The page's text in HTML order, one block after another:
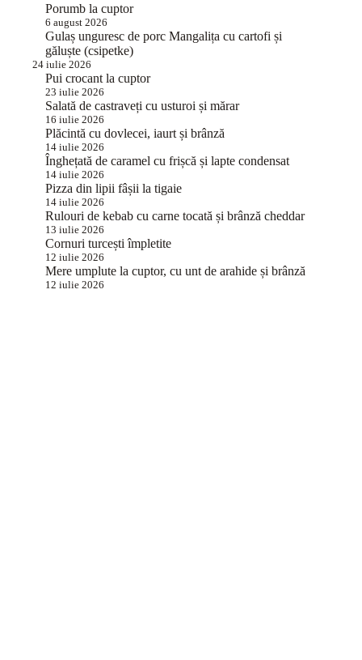
Porumb la cuptor
6 august 2026
Gulaș unguresc de porc Mangalița cu cartofi și
găluște (csipetke)
24 iulie 2026
Pui crocant la cuptor
23 iulie 2026
Salată de castraveți cu usturoi și mărar
16 iulie 2026
Plăcintă cu dovlecei, iaurt și brânză
14 iulie 2026
Înghețată de caramel cu frișcă și lapte condensat
14 iulie 2026
Pizza din lipii fâșii la tigaie
14 iulie 2026
Rulouri de kebab cu carne tocată și brânză cheddar
13 iulie 2026
Cornuri turcești împletite
12 iulie 2026
Mere umplute la cuptor, cu unt de arahide și brânză
12 iulie 2026